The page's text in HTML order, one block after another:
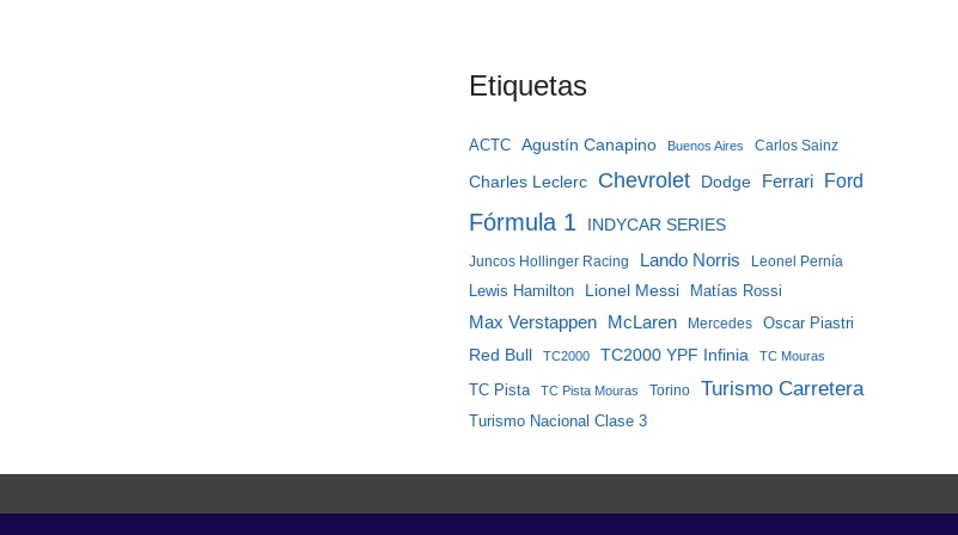
Etiquetas
ACTC Agustín Canapino Buenos Aires Carlos Sainz
Charles Leclerc Chevrolet Dodge Ferrari Ford
Fórmula 1 INDYCAR SERIES
Juncos Hollinger Racing Lando Norris Leonel Pernía
Lewis Hamilton Lionel Messi Matías Rossi
Max Verstappen McLaren Mercedes Oscar Piastri
Red Bull TC2000 TC2000 YPF Infinia TC Mouras
TC Pista TC Pista Mouras Torino Turismo Carretera
Turismo Nacional Clase 3